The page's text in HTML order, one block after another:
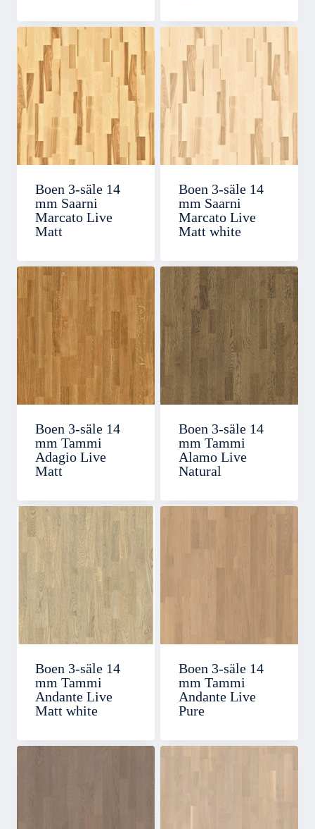
Boen 3-säle 14
mm Saarni
Marcato Live
Matt
Boen 3-säle 14
mm Saarni
Marcato Live
Matt white
Boen 3-säle 14
mm Tammi
Adagio Live
Matt
Boen 3-säle 14
mm Tammi
Alamo Live
Natural
Boen 3-säle 14
mm Tammi
Andante Live
Matt white
Boen 3-säle 14
mm Tammi
Andante Live
Pure